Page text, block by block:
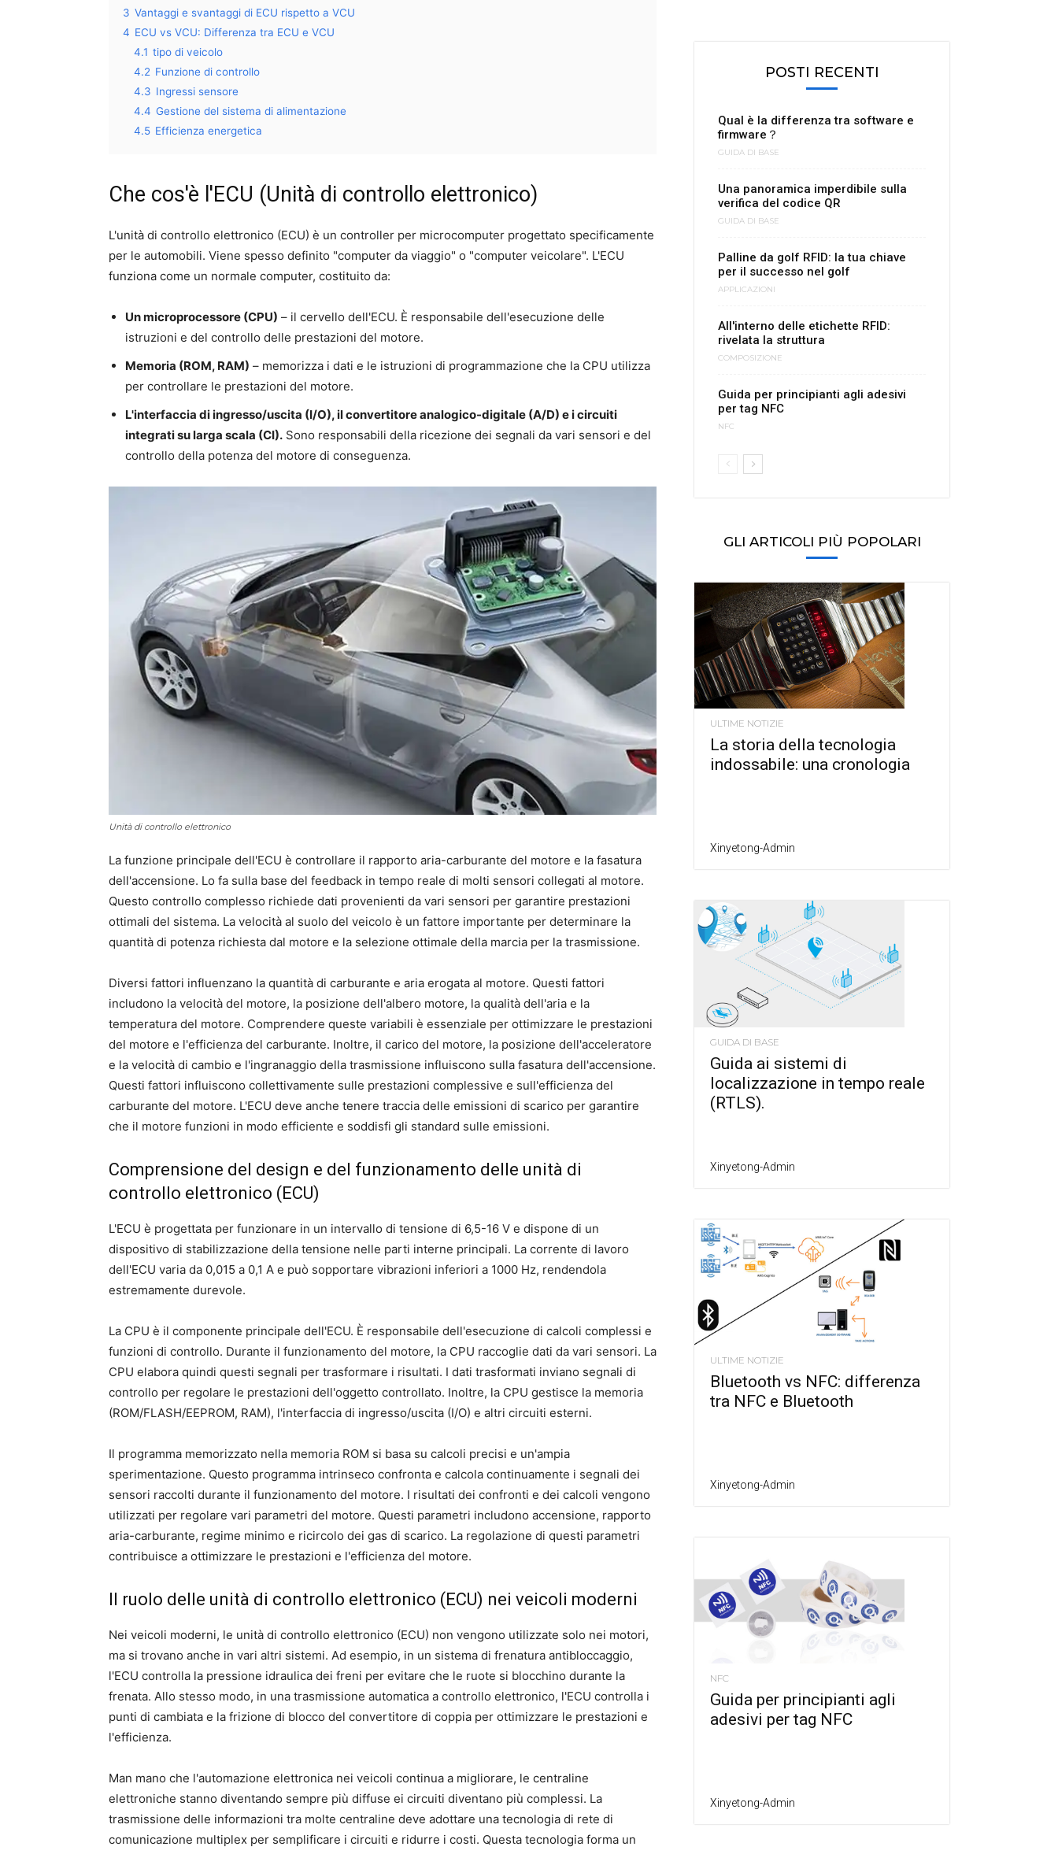
3 Vantaggi e svantaggi di ECU rispetto a VCU
4 ECU vs VCU: Differenza tra ECU e VCU
4.1 tipo di veicolo
4.2 Funzione di controllo
4.3 Ingressi sensore
4.4 Gestione del sistema di alimentazione
4.5 Efficienza energetica
Che cos'è l'ECU (Unità di controllo elettronico)
L'unità di controllo elettronico (ECU) è un controller per microcomputer progettato specificamente
per le automobili. Viene spesso definito "computer da viaggio" o "computer veicolare". L'ECU
funziona come un normale computer, costituito da:
Un microprocessore (CPU) – il cervello dell'ECU. È responsabile dell'esecuzione delle
istruzioni e del controllo delle prestazioni del motore.
Memoria (ROM, RAM) – memorizza i dati e le istruzioni di programmazione che la CPU utilizza
per controllare le prestazioni del motore.
L'interfaccia di ingresso/uscita (I/O), il convertitore analogico-digitale (A/D) e i circuiti
integrati su larga scala (CI). Sono responsabili della ricezione dei segnali da vari sensori e del
controllo della potenza del motore di conseguenza.
Unità di controllo elettronico
La funzione principale dell'ECU è controllare il rapporto aria-carburante del motore e la fasatura
dell'accensione. Lo fa sulla base del feedback in tempo reale di molti sensori collegati al motore.
Questo controllo complesso richiede dati provenienti da vari sensori per garantire prestazioni
ottimali del sistema. La velocità al suolo del veicolo è un fattore importante per determinare la
quantità di potenza richiesta dal motore e la selezione ottimale della marcia per la trasmissione.
Diversi fattori influenzano la quantità di carburante e aria erogata al motore. Questi fattori
includono la velocità del motore, la posizione dell'albero motore, la qualità dell'aria e la
temperatura del motore. Comprendere queste variabili è essenziale per ottimizzare le prestazioni
del motore e l'efficienza del carburante. Inoltre, il carico del motore, la posizione dell'acceleratore
e la velocità di cambio e l'ingranaggio della trasmissione influiscono sulla fasatura dell'accensione.
Questi fattori influiscono collettivamente sulle prestazioni complessive e sull'efficienza del
carburante del motore. L'ECU deve anche tenere traccia delle emissioni di scarico per garantire
che il motore funzioni in modo efficiente e soddisfi gli standard sulle emissioni.
Comprensione del design e del funzionamento delle unità di
controllo elettronico (ECU)
L'ECU è progettata per funzionare in un intervallo di tensione di 6,5-16 V e dispone di un
dispositivo di stabilizzazione della tensione nelle parti interne principali. La corrente di lavoro
dell'ECU varia da 0,015 a 0,1 A e può sopportare vibrazioni inferiori a 1000 Hz, rendendola
estremamente durevole.
La CPU è il componente principale dell'ECU. È responsabile dell'esecuzione di calcoli complessi e
funzioni di controllo. Durante il funzionamento del motore, la CPU raccoglie dati da vari sensori. La
CPU elabora quindi questi segnali per trasformare i risultati. I dati trasformati inviano segnali di
controllo per regolare le prestazioni dell'oggetto controllato. Inoltre, la CPU gestisce la memoria
(ROM/FLASH/EEPROM, RAM), l'interfaccia di ingresso/uscita (I/O) e altri circuiti esterni.
Il programma memorizzato nella memoria ROM si basa su calcoli precisi e un'ampia
sperimentazione. Questo programma intrinseco confronta e calcola continuamente i segnali dei
sensori raccolti durante il funzionamento del motore. I risultati dei confronti e dei calcoli vengono
utilizzati per regolare vari parametri del motore. Questi parametri includono accensione, rapporto
aria-carburante, regime minimo e ricircolo dei gas di scarico. La regolazione di questi parametri
contribuisce a ottimizzare le prestazioni e l'efficienza del motore.
Il ruolo delle unità di controllo elettronico (ECU) nei veicoli moderni
Nei veicoli moderni, le unità di controllo elettronico (ECU) non vengono utilizzate solo nei motori,
ma si trovano anche in vari altri sistemi. Ad esempio, in un sistema di frenatura antibloccaggio,
l'ECU controlla la pressione idraulica dei freni per evitare che le ruote si blocchino durante la
frenata. Allo stesso modo, in una trasmissione automatica a controllo elettronico, l'ECU controlla i
punti di cambiata e la frizione di blocco del convertitore di coppia per ottimizzare le prestazioni e
l'efficienza.
Man mano che l'automazione elettronica nei veicoli continua a migliorare, le centraline
elettroniche stanno diventando sempre più diffuse ei circuiti diventano più complessi. La
trasmissione delle informazioni tra molte centraline deve adottare una tecnologia di rete di
comunicazione multiplex per semplificare i circuiti e ridurre i costi. Questa tecnologia forma un
POSTI RECENTI
Qual è la differenza tra software e
firmware？
GUIDA DI BASE
Una panoramica imperdibile sulla
verifica del codice QR
GUIDA DI BASE
Palline da golf RFID: la tua chiave
per il successo nel golf
APPLICAZIONI
All'interno delle etichette RFID:
rivelata la struttura
COMPOSIZIONE
Guida per principianti agli adesivi
per tag NFC
NFC
GLI ARTICOLI PIÙ POPOLARI
ULTIME NOTIZIE
La storia della tecnologia
indossabile: una cronologia
Xinyetong-Admin
GUIDA DI BASE
Guida ai sistemi di
localizzazione in tempo reale
(RTLS).
Xinyetong-Admin
ULTIME NOTIZIE
Bluetooth vs NFC: differenza
tra NFC e Bluetooth
Xinyetong-Admin
NFC
Guida per principianti agli
adesivi per tag NFC
Xinyetong-Admin